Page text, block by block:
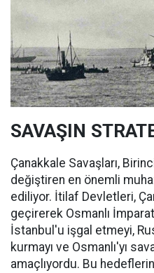
SAVAŞIN
Çanakkale Savaşları,
değiştiren en önemli
ediliyor. İtilaf Devletleri,
geçirerek Osmanlı
İstanbul'u işgal etmeyi,
kurmayı ve Osmanlı'yı
amaçlıyordu. Bu